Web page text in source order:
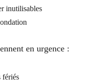
inutilisables
en urgence :
fériés